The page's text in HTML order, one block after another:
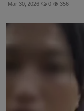
Mar 30, 2026 0 356